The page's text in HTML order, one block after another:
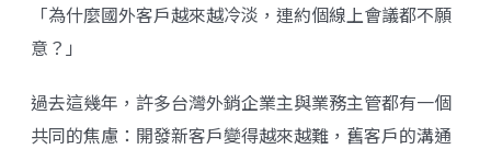
「為什麼國外客戶越來越冷淡，連約個線上會議都不願
意？」
過去這幾年，許多台灣外銷企業主與業務主管都有一個
共同的焦慮：開發新客戶變得越來越難，舊客戶的溝通